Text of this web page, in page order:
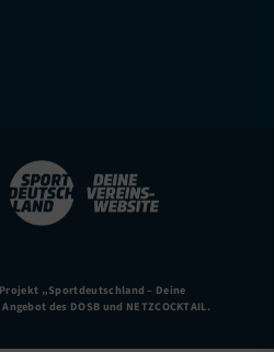
„Sportdeutschland – Deine
des DOSB und NETZCOCKTAIL.